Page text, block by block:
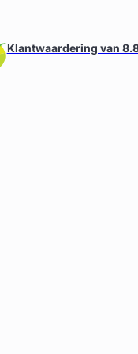
Klantwaardering van